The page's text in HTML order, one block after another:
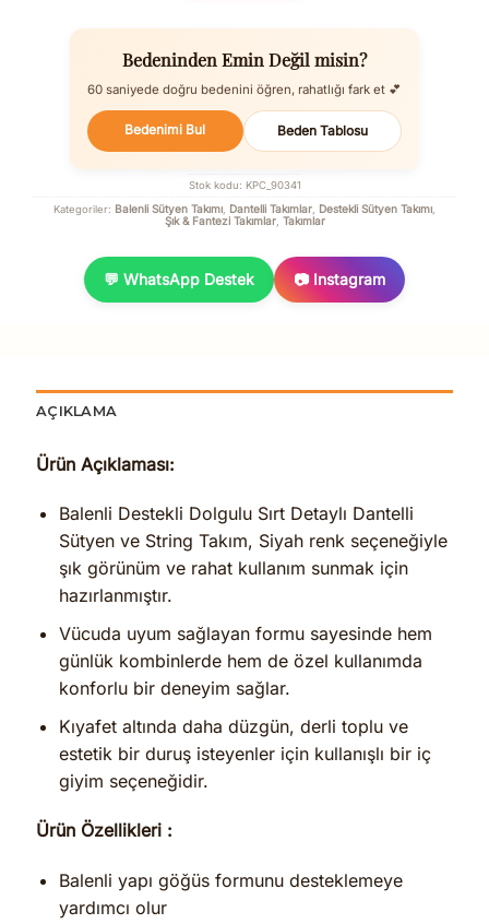
Bedeninden Emin Değil misin?
60 saniyede doğru bedenini öğren, rahatlığı fark et 💕
Bedenimi Bul Beden Tablosu
Stok kodu: KPC_90341
Kategoriler: Balenli Sütyen Takımı Dantelli Takımlar Destekli Sütyen Takımı
Şık & Fantezi Takımlar, Takımlar
💬 WhatsApp Destek 📷 Instagram
AÇIKLAMA
Ürün Açıklaması:
Balenli Destekli Dolgulu Sırt Detaylı Dantelli
Sütyen ve String Takım, Siyah renk seçeneğiyle
şık görünüm ve rahat kullanım sunmak için
hazırlanmıştır.
Vücuda uyum sağlayan formu sayesinde hem
günlük kombinlerde hem de özel kullanımda
konforlu bir deneyim sağlar.
Kıyafet altında daha düzgün, derli toplu ve
estetik bir duruş isteyenler için kullanışlı bir iç
giyim seçeneğidir.
Ürün Özellikleri :
Balenli yapı göğüs formunu desteklemeye
yardımcı olur